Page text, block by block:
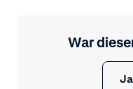
War
Ja